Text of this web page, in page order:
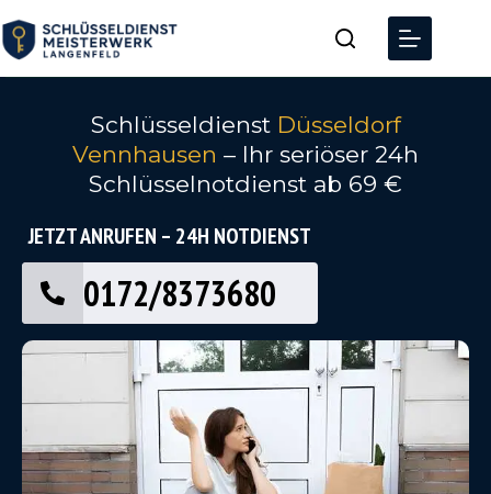
Schlüsseldienst Düsseldorf
Vennhausen – Ihr seriöser 24h
Schlüsselnotdienst ab 69 €
JETZT ANRUFEN – 24H NOTDIENST
0172/8373680